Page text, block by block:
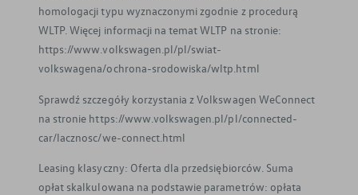
homologacji typu wyznaczonymi zgodnie z procedurą
WLTP. Więcej informacji na temat WLTP na stronie:
https://www.volkswagen.pl/pl/swiat-
volkswagena/ochrona-srodowiska/wltp.html
Sprawdź szczegóły korzystania z Volkswagen WeConnect
na stronie https://www.volkswagen.pl/pl/connected-
car/lacznosc/we-connect.html
Leasing klasyczny: Oferta dla przedsiębiorców. Suma
opłat skalkulowana na podstawie parametrów: opłata